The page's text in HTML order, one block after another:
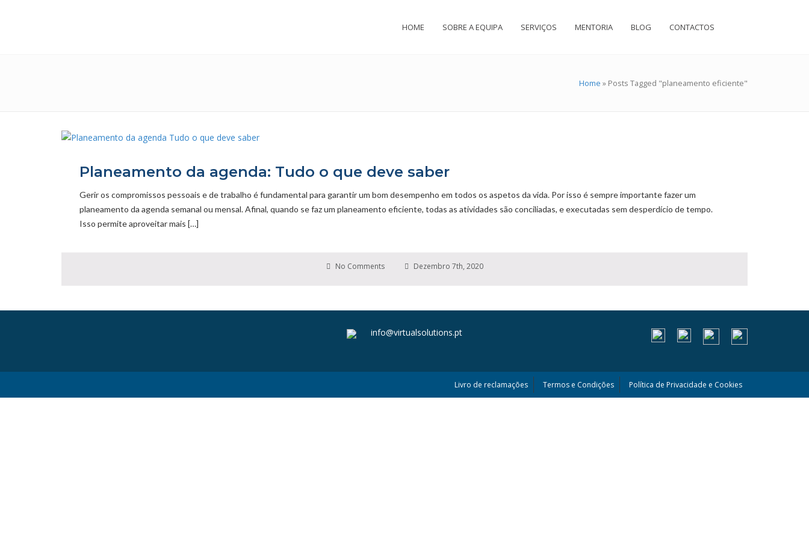
HOME SOBRE A EQUIPA SERVIÇOS MENTORIA BLOG CONTACTOS
Home » Posts Tagged "planeamento eficiente"
Planeamento da agenda: Tudo o que deve saber
Gerir os compromissos pessoais e de trabalho é fundamental para garantir um bom desempenho em todos os aspetos da vida. Por isso é sempre importante fazer um
planeamento da agenda semanal ou mensal. Afinal, quando se faz um planeamento eficiente, todas as atividades são conciliadas, e executadas sem desperdício de tempo.
Isso permite aproveitar mais […]
No Comments Dezembro 7th, 2020
info@virtualsolutions.pt
Livro de reclamações Termos e Condições Política de Privacidade e Cookies